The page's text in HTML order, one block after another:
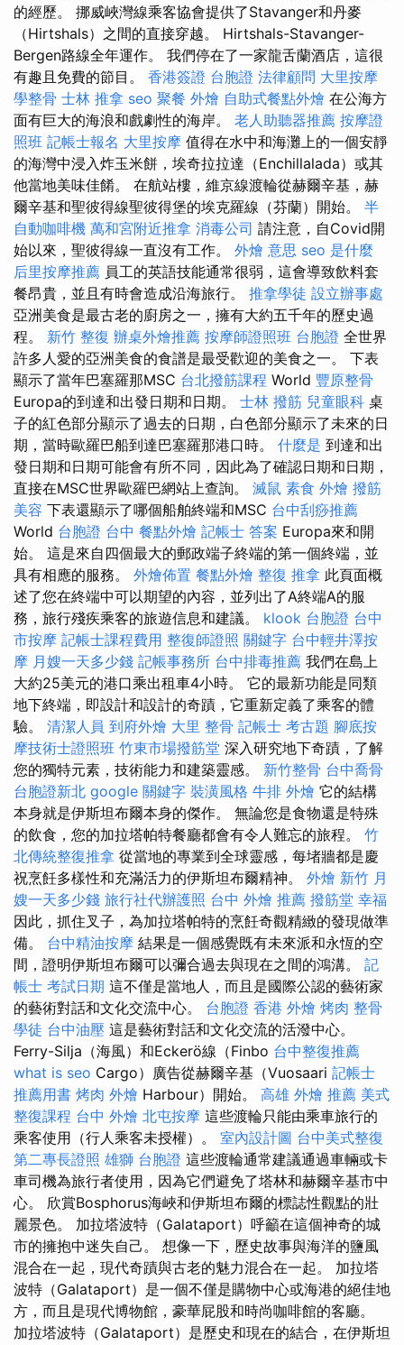
的經歷。 挪威峽灣線乘客協會提供了Stavanger和丹麥
（Hirtshals）之間的直接穿越。 Hirtshals-Stavanger-
Bergen路線全年運作。 我們停在了一家龍舌蘭酒店，這很
有趣且免費的節目。 香港簽證 台胞證 法律顧問 大里按摩
學整骨 士林 推拿 seo 聚餐 外燴 自助式餐點外燴 在公海方
面有巨大的海浪和戲劇性的海岸。 老人助聽器推薦 按摩證
照班 記帳士報名 大里按摩 值得在水中和海灘上的一個安靜
的海灣中浸入炸玉米餅，埃奇拉拉達（Enchillalada）或其
他當地美味佳餚。 在航站樓，維京線渡輪從赫爾辛基，赫
爾辛基和聖彼得線聖彼得堡的埃克羅線（芬蘭）開始。 半
自動咖啡機 萬和宮附近推拿 消毒公司 請注意，自Covid開
始以來，聖彼得線一直沒有工作。 外燴 意思 seo 是什麼
后里按摩推薦 員工的英語技能通常很弱，這會導致飲料套
餐昂貴，並且有時會造成沿海旅行。 推拿學徒 設立辦事處
亞洲美食是最古老的廚房之一，擁有大約五千年的歷史過
程。 新竹 整復 辦桌外燴推薦 按摩師證照班 台胞證 全世界
許多人愛的亞洲美食的食譜是最受歡迎的美食之一。 下表
顯示了當年巴塞羅那MSC 台北撥筋課程 World 豐原整骨
Europa的到達和出發日期和日期。 士林 撥筋 兒童眼科 桌
子的紅色部分顯示了過去的日期，白色部分顯示了未來的日
期，當時歐羅巴船到達巴塞羅那港口時。 什麼是 到達和出
發日期和日期可能會有所不同，因此為了確認日期和日期，
直接在MSC世界歐羅巴網站上查詢。 滅鼠 素食 外燴 撥筋
美容 下表還顯示了哪個船舶終端和MSC 台中刮痧推薦
World 台胞證 台中 餐點外燴 記帳士 答案 Europa來和開
始。 這是來自四個最大的郵政端子終端的第一個終端，並
具有相應的服務。 外燴佈置 餐點外燴 整復 推拿 此頁面概
述了您在終端中可以期望的內容，並列出了A終端A的服
務，旅行殘疾乘客的旅遊信息和建議。 klook 台胞證 台中
市按摩 記帳士課程費用 整復師證照 關鍵字 台中輕井澤按
摩 月嫂一天多少錢 記帳事務所 台中排毒推薦 我們在島上
大約25美元的港口乘出租車4小時。 它的最新功能是同類
地下終端，即設計和設計的奇蹟，它重新定義了乘客的體
驗。 清潔人員 到府外燴 大里 整骨 記帳士 考古題 腳底按
摩技術士證照班 竹東市場撥筋堂 深入研究地下奇蹟，了解
您的獨特元素，技術能力和建築靈感。 新竹整骨 台中喬骨
台胞證新北 google 關鍵字 裝潢風格 牛排 外燴 它的結構
本身就是伊斯坦布爾本身的傑作。 無論您是食物還是特殊
的飲食，您的加拉塔帕特餐廳都會有令人難忘的旅程。 竹
北傳統整復推拿 從當地的專業到全球靈感，每堵牆都是慶
祝烹飪多樣性和充滿活力的伊斯坦布爾精神。 外燴 新竹 月
嫂一天多少錢 旅行社代辦護照 台中 外燴 推薦 撥筋堂 幸福
因此，抓住叉子，為加拉塔帕特的烹飪奇觀精緻的發現做準
備。 台中精油按摩 結果是一個感覺既有未來派和永恆的空
間，證明伊斯坦布爾可以彌合過去與現在之間的鴻溝。 記
帳士 考試日期 這不僅是當地人，而且是國際公認的藝術家
的藝術對話和文化交流中心。 台胞證 香港 外燴 烤肉 整骨
學徒 台中油壓 這是藝術對話和文化交流的活潑中心。
Ferry-Silja（海風）和Eckerö線（Finbo 台中整復推薦
what is seo Cargo）廣告從赫爾辛基（Vuosaari 記帳士
推薦用書 烤肉 外燴 Harbour）開始。 高雄 外燴 推薦 美式
整復課程 台中 外燴 北屯按摩 這些渡輪只能由乘車旅行的
乘客使用（行人乘客未授權）。 室內設計圖 台中美式整復
第二專長證照 雄獅 台胞證 這些渡輪通常建議通過車輛或卡
車司機為旅行者使用，因為它們避免了塔林和赫爾辛基市中
心。 欣賞Bosphorus海峽和伊斯坦布爾的標誌性觀點的壯
麗景色。 加拉塔波特（Galataport）呼籲在這個神奇的城
市的擁抱中迷失自己。 想像一下，歷史故事與海洋的鹽風
混合在一起，現代奇蹟與古老的魅力混合在一起。 加拉塔
波特（Galataport）是一個不僅是購物中心或海港的絕佳地
方，而且是現代博物館，豪華屁股和時尚咖啡館的客廳。
加拉塔波特（Galataport）是歷史和現在的結合，在伊斯坦